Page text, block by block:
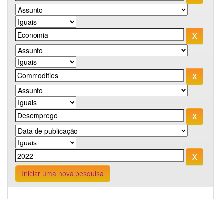
Iniciar uma nova pesquisa